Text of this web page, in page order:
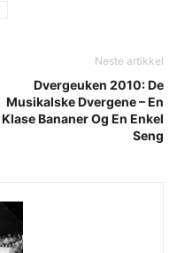
Neste artikkel
Dvergeuken 2010: De
Musikalske Dvergene – En
Klase Bananer Og En Enkel
Seng